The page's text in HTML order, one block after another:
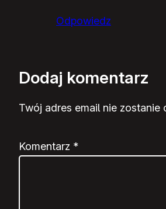
Odpowiedz
Dodaj komentarz
Twój adres email nie zostanie
Komentarz *